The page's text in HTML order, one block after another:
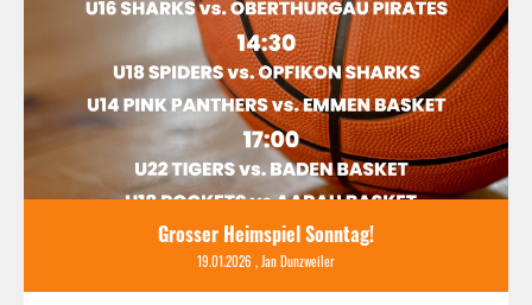
Grosser Heimspiel Sonntag!
19.01.2026 , Jan Dunzweiler